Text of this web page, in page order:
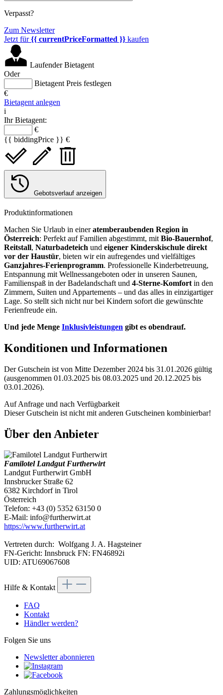
Verpasst?
Zum Newsletter
Jetzt für{{ currentPriceFormatted }} kaufen
Laufender Bietagent
Oder
Bietagent Preis festlegen
€
Bietagent anlegen
i
Ihr Bietagent:
€
{{ biddingPrice }} €
Gebotsverlauf anzeigen
Produktinformationen
Machen Sie Urlaub in eineratemberaubenden Region in
Österreich: Perfekt auf Familien abgestimmt, mit Bio-Bauernhof,
Reitstall, Naturbadeteich und eigener Kinderskischule direkt
vor der Haustür, bieten wir ein aufregendes und vielfältiges
Ganzjahres-Ferienprogramm. Professionelle Kinderbetreuung,
Entspannung mit Wellnessangeboten oder in unseren Saunen,
Familienspaß in der Badelandschaft und 4-Sterne-Komfort in den
Zimmern, Suiten und Appartements – und das alles in einzigartiger
Lage. So stellt sich nicht nur bei Kindern sofort die gewünschte
Ferienfreude ein.
Und jede Menge Inklusivleistungen gibt es obendrauf.
Konditionen und Informationen
Der Gutschein ist von Mitte Dezember 2024 bis 31.01.2026 gültig
(ausgenommen 01.03.2025 bis 08.03.2025 und 20.12.2025 bis
03.01.2026).
Auf Anfrage und nach Verfügbarkeit
Dieser Gutschein ist nicht mit anderen Gutscheinen kombinierbar!
Über den Anbieter
Familotel Landgut Furtherwirt
Landgut Furtherwirt GmbH
Innsbrucker Straße 62
6382 Kirchdorf in Tirol
Österreich
Telefon: +43 (0) 5352 63150 0
E-Mail: info@furtherwirt.at
https://www.furtherwirt.at
Vertreten durch: Wolfgang J. A. Hagsteiner
FN-Gericht: Innsbruck FN: FN46892i
UID: ATU69067608
Hilfe & Kontakt
FAQ
Kontakt
Händler werden?
Folgen Sie uns
Newsletter abonnieren
Zahlungsmöglichkeiten